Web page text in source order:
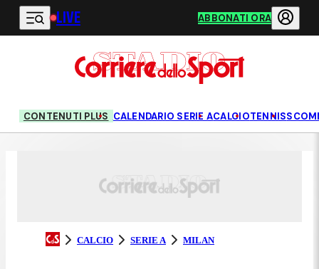
Vai al contenuto principale
LIVE ABBONATI ORA
CONTENUTI PLUS CALENDARIO SERIE ACALCIOTENNIS
CALCIO SERIE A MILAN